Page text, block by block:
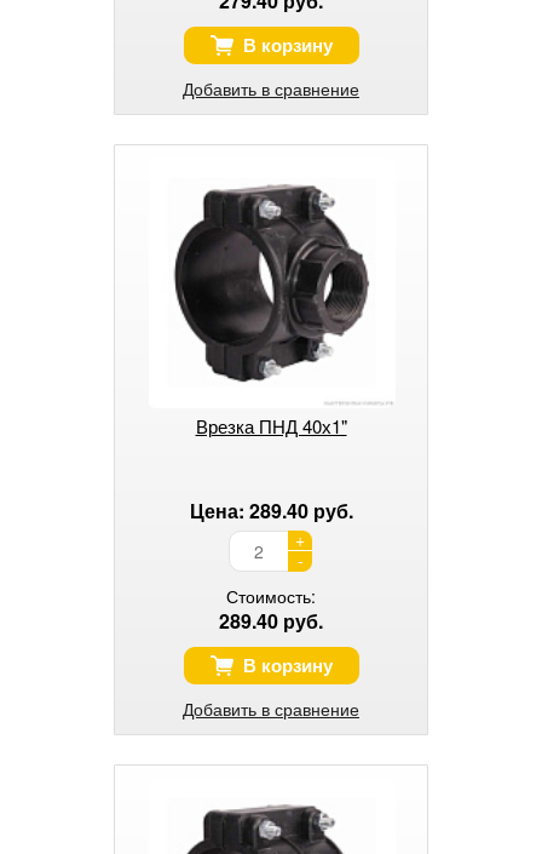
В корзину
Добавить в сравнение
Врезка ПНД 40х1"
Цена: 289.40 руб.
+
-
Стоимость:
289.40 руб.
В корзину
Добавить в сравнение